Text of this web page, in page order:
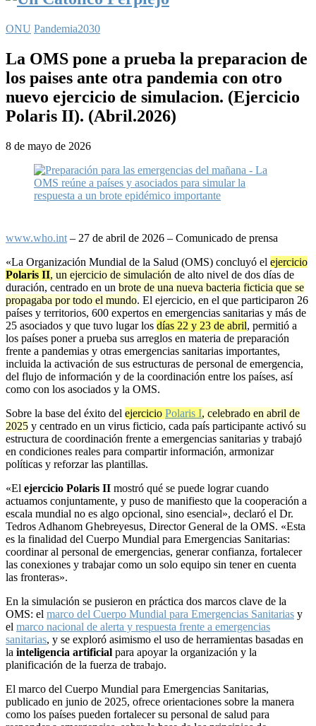
ONU Pandemia2030
La OMS pone a prueba la preparacion de
los paises ante otra pandemia con otro
nuevo ejercicio de simulacion. (Ejercicio
Polaris II). (Abril.2026)
8 de mayo de 2026
www.who.int – 27 de abril de 2026 – Comunicado de prensa
«La Organización Mundial de la Salud (OMS) concluyó el ejercicio
Polaris II, un ejercicio de simulación de alto nivel de dos días de
duración, centrado en un brote de una nueva bacteria ficticia que se
propagaba por todo el mundo. El ejercicio, en el que participaron 26
países y territorios, 600 expertos en emergencias sanitarias y más de
25 asociados y que tuvo lugar los días 22 y 23 de abril, permitió a
los países poner a prueba sus arreglos en materia de preparación
frente a pandemias y otras emergencias sanitarias importantes,
incluida la activación de sus estructuras de personal de emergencia,
del flujo de información y de la coordinación entre los países, así
como con los asociados y la OMS.
Sobre la base del éxito del ejercicio Polaris I, celebrado en abril de
2025 y centrado en un virus ficticio, cada país participante activó su
estructura de coordinación frente a emergencias sanitarias y trabajó
en condiciones reales para compartir información, armonizar
políticas y reforzar las plantillas.
«El ejercicio Polaris II mostró qué se puede lograr cuando
actuamos conjuntamente, y puso de manifiesto que la cooperación a
escala mundial no es algo opcional, sino esencial», declaró el Dr.
Tedros Adhanom Ghebreyesus, Director General de la OMS. «Esta
es la finalidad del Cuerpo Mundial para Emergencias Sanitarias:
coordinar al personal de emergencias, generar confianza, fortalecer
las conexiones y trabajar como un solo equipo sin tener en cuenta
las fronteras».
En la simulación se pusieron en práctica dos marcos clave de la
OMS: el marco del Cuerpo Mundial para Emergencias Sanitarias y
el marco nacional de alerta y respuesta frente a emergencias
sanitarias, y se exploró asimismo el uso de herramientas basadas en
la inteligencia artificial para apoyar la organización y la
planificación de la fuerza de trabajo.
El marco del Cuerpo Mundial para Emergencias Sanitarias,
publicado en junio de 2025, ofrece orientaciones sobre la manera
como los países pueden fortalecer su personal de salud para